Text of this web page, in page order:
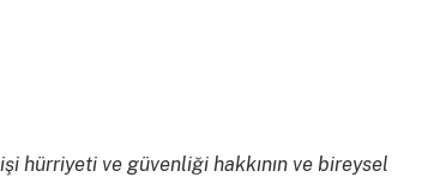
hürriyeti ve güvenliği hakkının ve bireysel